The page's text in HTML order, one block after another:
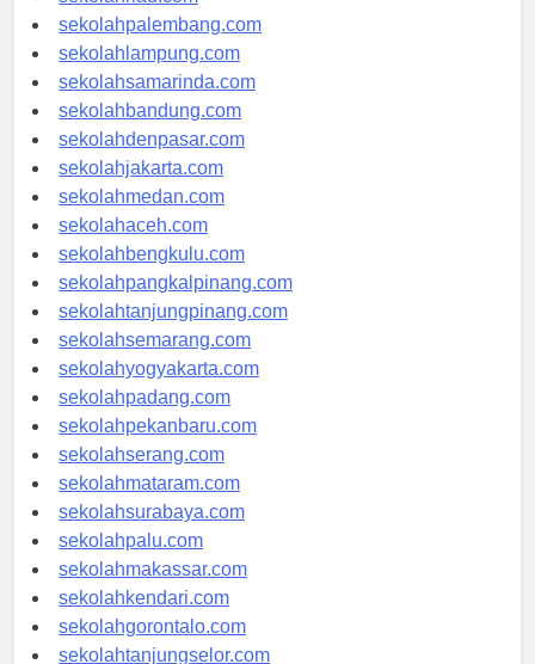
sekolahriau.com
sekolahpalembang.com
sekolahlampung.com
sekolahsamarinda.com
sekolahbandung.com
sekolahdenpasar.com
sekolahjakarta.com
sekolahmedan.com
sekolahaceh.com
sekolahbengkulu.com
sekolahpangkalpinang.com
sekolahtanjungpinang.com
sekolahsemarang.com
sekolahyogyakarta.com
sekolahpadang.com
sekolahpekanbaru.com
sekolahserang.com
sekolahmataram.com
sekolahsurabaya.com
sekolahpalu.com
sekolahmakassar.com
sekolahkendari.com
sekolahgorontalo.com